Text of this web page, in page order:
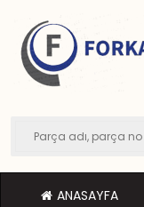
ANASAYFA